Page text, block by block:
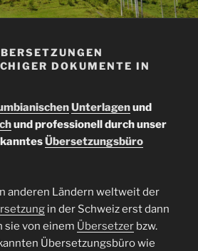
DOKUMENTE IN
Unterlagenund
und professionell durch unser
Übersetzungsbüro
anderen Ländern weltweit der
in der Schweiz erst dann
sie von einem Übersetzer bzw.
Übersetzungsbüro wie